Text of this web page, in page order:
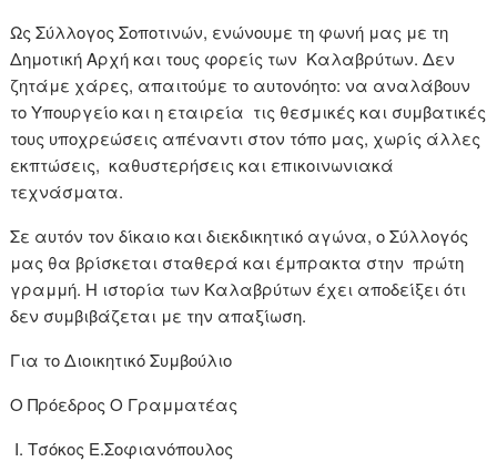
Ως Σύλλογος Σοποτινών, ενώνουμε τη φωνή μας με τη
Δημοτική Αρχή και τους φορείς των Καλαβρύτων. Δεν
ζητάμε χάρες, απαιτούμε το αυτονόητο: να αναλάβουν
το Υπουργείο και η εταιρεία τις θεσμικές και συμβατικές
τους υποχρεώσεις απέναντι στον τόπο μας, χωρίς άλλες
εκπτώσεις, καθυστερήσεις και επικοινωνιακά
τεχνάσματα.
Σε αυτόν τον δίκαιο και διεκδικητικό αγώνα, ο Σύλλογός
μας θα βρίσκεται σταθερά και έμπρακτα στην πρώτη
γραμμή. Η ιστορία των Καλαβρύτων έχει αποδείξει ότι
δεν συμβιβάζεται με την απαξίωση.
Για το Διοικητικό Συμβούλιο
Ο Πρόεδρος Ο Γραμματέας
Ι. Τσόκος Ε.Σοφιανόπουλος